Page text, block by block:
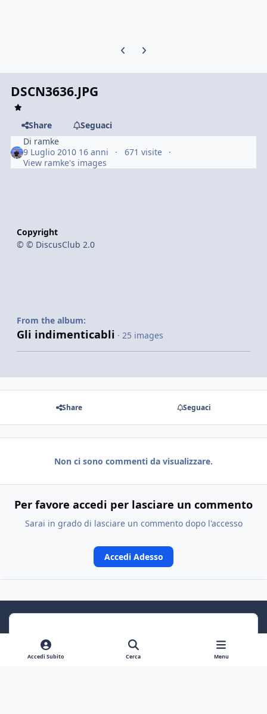
Previous carousel slide
Next carousel slide
DSCN3636.JPG
Share
Seguaci
Di ramke
9 Luglio 2010 16 anni
671 visite
View ramke's images
Copyright
© © DiscusClub 2.0
From the album:
Gli indimenticabli · 25 images
Share Seguaci
Non ci sono commenti da visualizzare.
Per favore accedi per lasciare un commento
Sarai in grado di lasciare un commento dopo l'accesso
Accedi Adesso
Accedi Subito Cerca Menu